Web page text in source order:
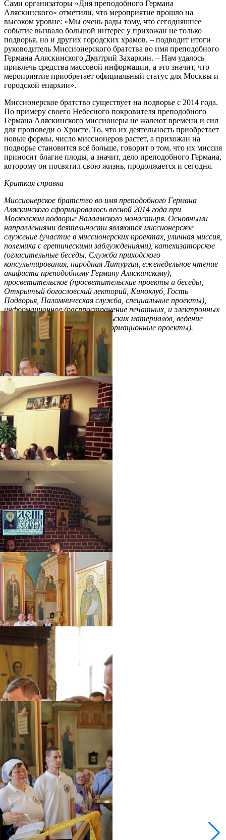
Сами организаторы «Дня преподобного Германа
Аляскинского» отметили, что мероприятие прошло на
высоком уровне: «Мы очень рады тому, что сегодняшнее
событие вызвало большой интерес у прихожан не только
подворья, но и других городских храмов, – подводит итоги
руководитель Миссионерского братства во имя преподобного
Германа Аляскинского Дмитрий Захаркин. – Нам удалось
привлечь средства массовой информации, а это значит, что
мероприятие приобретает официальный статус для Москвы и
городской епархии».
Миссионерское братство существует на подворье с 2014 года.
По примеру своего Небесного покровителя преподобного
Германа Аляскинского миссионеры не жалеют времени и сил
для проповеди о Христе. То, что их деятельность приобретает
новые формы, число миссионеров растет, а прихожан на
подворье становится всё больше, говорит о том, что их миссия
приносит благие плоды, а значит, дело преподобного Германа,
которому он посвятил свою жизнь, продолжается и сегодня.
Краткая справка
Миссионерское братство во имя преподобного Германа
Аляскинского сформировалось весной 2014 года при
Московском подворье Валаамского монастыря. Основными
направлениями деятельности являются миссионерское
служение (участие в миссионерских проектах, уличная миссия,
полемика с еретическими заблуждениями), катехизаторское
(огласительные беседы, Служба приходского
консультирования, народная Литургия, еженедельное чтение
акафиста преподобному Герману Аляскинскому),
просветительское (просветительские проекты и беседы,
Открытый богословский лекторий, Киноклуб, Гость
Подворья, Паломническая служба, специальные проекты),
информационное (распространение печатных, и электронных
миссионерских, и просветительских материалов, ведение
групп в социальных сетях, информационные проекты).
Распечатать
Фото